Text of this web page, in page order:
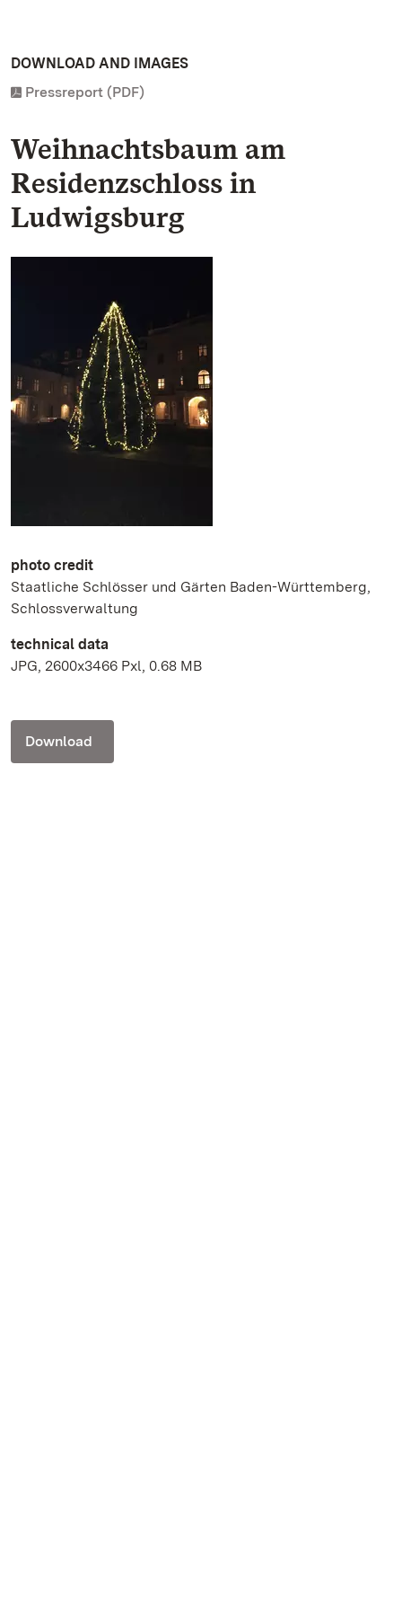
DOWNLOAD AND IMAGES
Pressreport (PDF)
Weihnachtsbaum am
Residenzschloss in
Ludwigsburg
photo credit
Staatliche Schlösser und Gärten Baden-Württemberg,
Schlossverwaltung
technical data
JPG, 2600x3466 Pxl, 0.68 MB
Download